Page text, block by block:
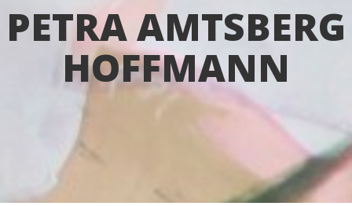
PETRA AMTSBERG
HOFFMANN